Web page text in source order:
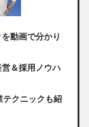
動画で分かり
＆採用ノウハ
テクニックも紹